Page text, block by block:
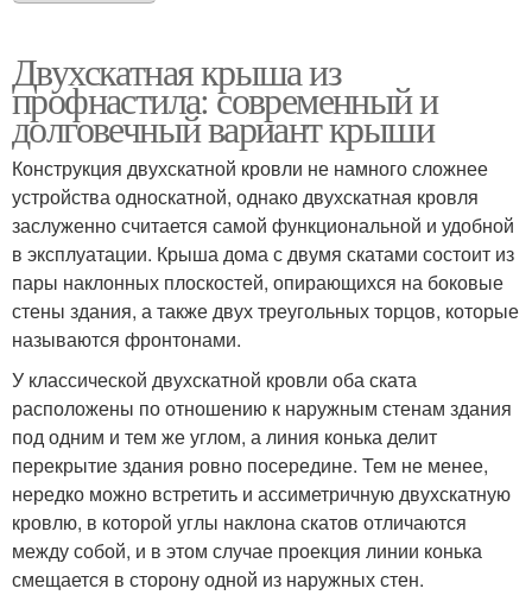
Двухскатная крыша из
профнастила: современный и
долговечный вариант крыши
Конструкция двухскатной кровли не намного сложнее
устройства односкатной, однако двухскатная кровля
заслуженно считается самой функциональной и удобной
в эксплуатации. Крыша дома с двумя скатами состоит из
пары наклонных плоскостей, опирающихся на боковые
стены здания, а также двух треугольных торцов, которые
называются фронтонами.
У классической двухскатной кровли оба ската
расположены по отношению к наружным стенам здания
под одним и тем же углом, а линия конька делит
перекрытие здания ровно посередине. Тем не менее,
нередко можно встретить и ассиметричную двухскатную
кровлю, в которой углы наклона скатов отличаются
между собой, и в этом случае проекция линии конька
смещается в сторону одной из наружных стен.